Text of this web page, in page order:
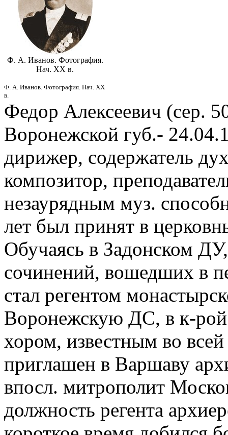
Ф. А. Иванов. Фотография.
Нач. XX в.
Ф. А. Иванов. Фотография. Нач. XX
в.
Федор Алексеевич (сер.
Воронежской губ.-
дирижер, содержатель
композитор,
незаурядным муз.
лет был принят в
Обучаясь в Задонском
сочинений, вошедших в
стал регентом
Воронежскую ДС, в к-рой
хором, известным во
приглашен в Варшаву
впосл. митрополит
должность регента